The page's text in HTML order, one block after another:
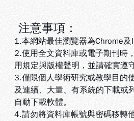
注意事項：
1.本網站最佳瀏覽器為Chrome及
2.使用全文資料庫或電子期刊時
用規定與版權聲明，並請確實遵守
3.僅限個人學術研究或教學目的
及連續、大量、有系統的下載或
自動下載軟體。
4.請勿將資料庫帳號與密碼移轉